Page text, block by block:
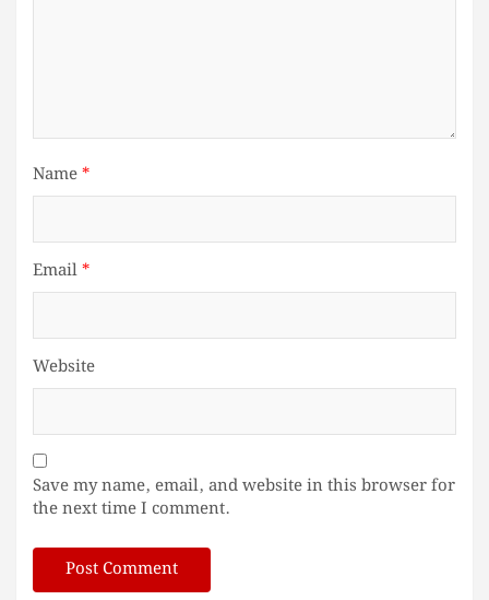
Name*
Email*
Website
Save my name, email, and website in this browser for
the next time I comment.